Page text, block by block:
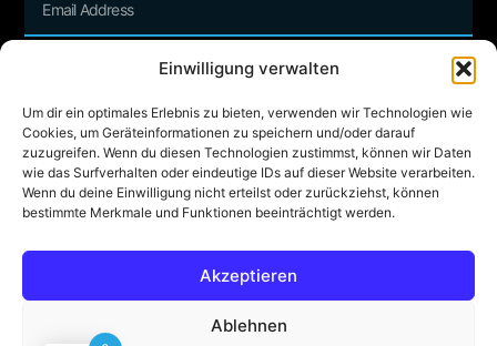
Einwilligung verwalten
Um dir ein optimales Erlebnis zu bieten, verwenden wir Technologien wie
Cookies, um Geräteinformationen zu speichern und/oder darauf
zuzugreifen. Wenn du diesen Technologien zustimmst, können wir Daten
wie das Surfverhalten oder eindeutige IDs auf dieser Website verarbeiten.
Wenn du deine Einwilligung nicht erteilst oder zurückziehst, können
bestimmte Merkmale und Funktionen beeinträchtigt werden.
Akzeptieren
Ablehnen
Sign Me Up